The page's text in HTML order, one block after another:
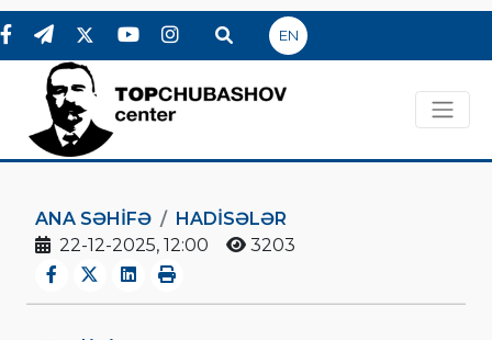
EN
ANA SƏHIFƏ
HADİSƏLƏR
22-12-2025, 12:00
3203